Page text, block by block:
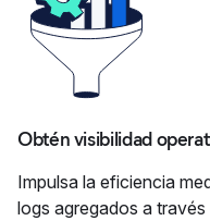
Obtén visibilidad
Impulsa la eficiencia
logs agregados a